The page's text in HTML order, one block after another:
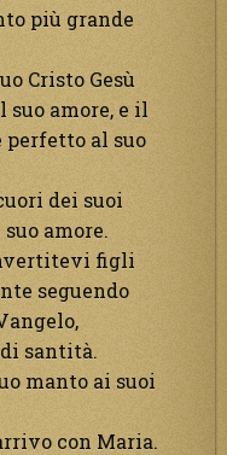
più grande
Cristo Gesù
amore, e il
perfetto al suo
dei suoi
amore.
figli
seguendo
santità.
manto ai suoi
con Maria.